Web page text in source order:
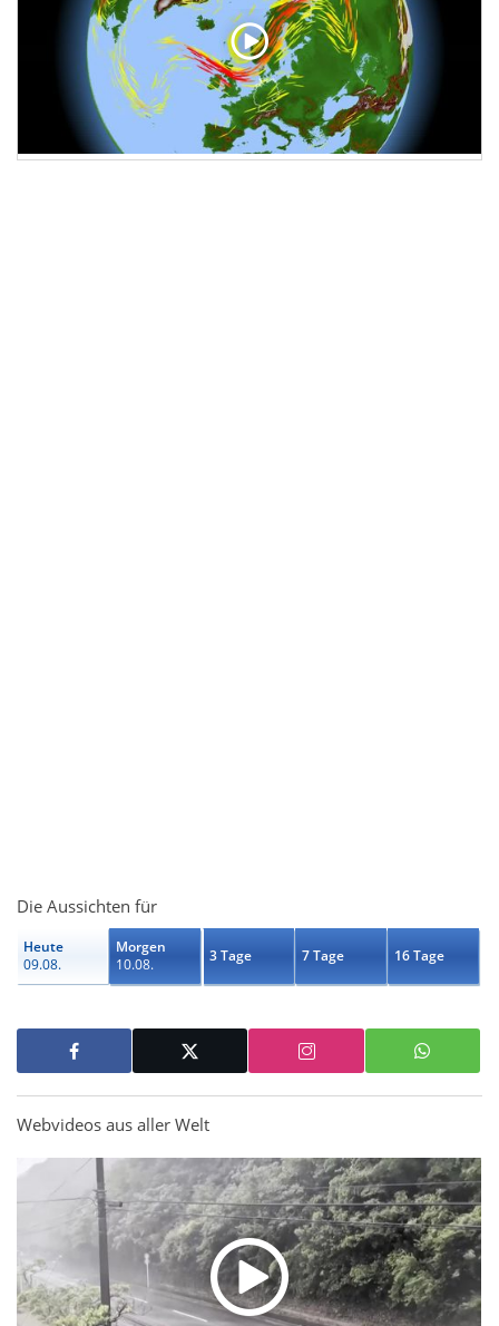
Die Aussichten für
Heute
09.08.
Morgen
10.08.
3 Tage 7 Tage 16 Tage
Webvideos aus aller Welt